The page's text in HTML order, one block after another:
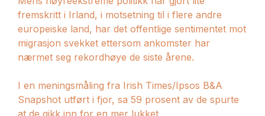
fremskritt i Irland, i motsetning til i flere andre
europeiske land, har det offentlige sentimentet mot
migrasjon svekket ettersom ankomster har
nærmet seg rekordhøye de siste årene.
I en meningsmåling fra Irish Times/Ipsos B&A
Snapshot utført i fjor, sa 59 prosent av de spurte
at de gikk inn for en mer lukket